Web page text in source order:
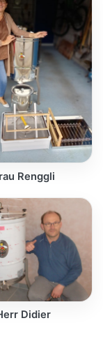
Renggli
Didier